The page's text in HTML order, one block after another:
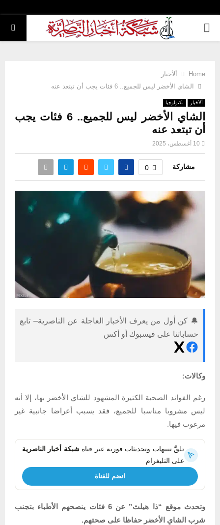
PRIMARY
Home
ألأخبار
الشاي الأخضر ليس للجميع.. 6 فئات يجب أن تبتعد عنه
ألأخبار تكنولوجيا
الشاي الأخضر ليس للجميع.. 6 فئات يجب
أن تبتعد عنه
10 أغسطس، 2025
مشاركة 0
🔔 كن أول من يعرف الأخبار العاجلة عن الناصرية– تابع
حساباتنا على فيسبوك أو أكس
وكالات:
رغم الفوائد الصحية الكثيرة المشهود للشاي الأخضر بها، إلا أنه
ليس مشروبا مناسبا للجميع، فقد يسبب أعراضا جانبية غير
مرغوب فيها.
تلقَّ تنبيهات وتحديثات فورية عبر قناةشبكة أخبار الناصرية
على التليغرام
انضم للقناة
وتحدث موقع “ذا هيلث” عن 6 فئات ينصحهم الأطباء بتجنب
شرب الشاي الأخضر حفاظا على صحتهم.